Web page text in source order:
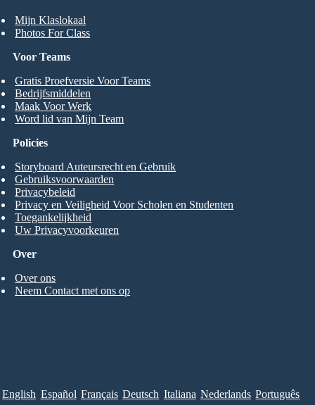
Mijn Klaslokaal
Photos For Class
Voor Teams
Gratis Proefversie Voor Teams
Bedrijfsmiddelen
Maak Voor Werk
Word lid van Mijn Team
Over
Over ons
Neem Contact met ons op
Policies
Storyboard Auteursrecht en Gebruik
Gebruiksvoorwaarden
Privacybeleid
Privacy en Veiligheid Voor Scholen en Studenten
Toegankelijkheid
Uw Privacyvoorkeuren
English Español Français Deutsch Italiana Nederlands Português